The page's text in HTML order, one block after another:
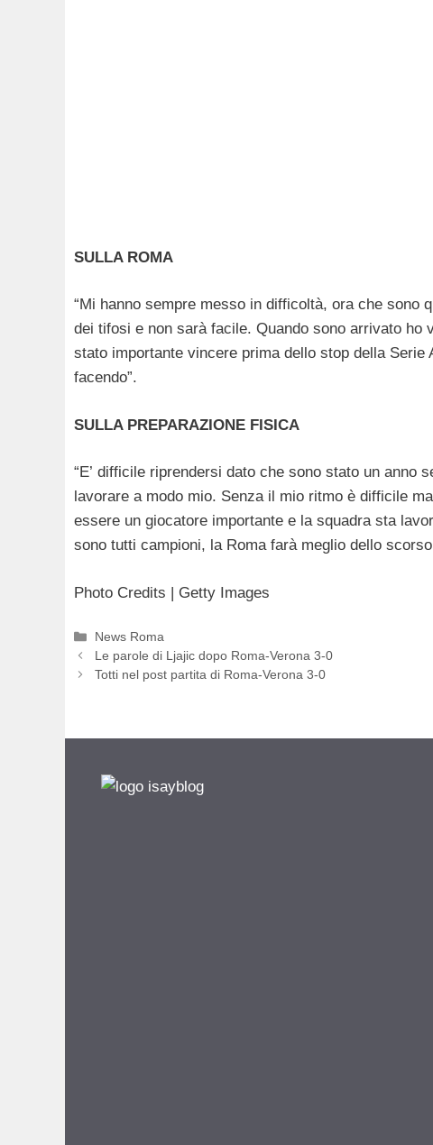
SULLA ROMA
“Mi hanno sempre messo in difficoltà, ora che sono
dei tifosi e non sarà facile. Quando sono arrivato ho
stato importante vincere prima dello stop della
facendo”.
SULLA PREPARAZIONE FISICA
“E’ difficile riprendersi dato che sono stato un anno
lavorare a modo mio. Senza il mio ritmo è difficile
essere un giocatore importante e la squadra sta
sono tutti campioni, la Roma farà meglio dello scorso
Photo Credits | Getty Images
Categorie
News Roma
Le parole di Ljajic dopo Roma-Verona 3-0
Totti nel post partita di Roma-Verona 3-0